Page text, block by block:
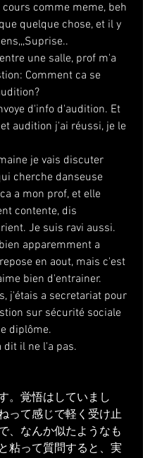
comme meme, beh
quelque chose, et il y
une salle, prof m'a
Comment ca se
d'info d'audition. Et
audition j'ai réussi, je le
je vais discuter
cherche danseuse
a mon prof, et elle
contente, dis
Je suis ravi aussi.
apparemment a
en aout, mais c'est
bien d'entrainer.
j'étais a secretariat pour
sur sécurité sociale
diplôme.
il ne l'a pas.
。覚悟はしていまし
って感じで軽く受け止
、なんか似たようなも
粘って質問すると、実